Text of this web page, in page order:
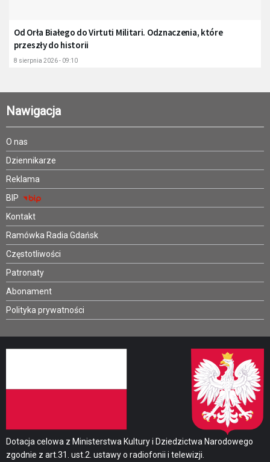
Od Orła Białego do Virtuti Militari. Odznaczenia, które
przeszły do historii
8 sierpnia 2026 - 09:10
Nawigacja
O nas
Dziennikarze
Reklama
BIP
Kontakt
Ramówka Radia Gdańsk
Częstotliwości
Patronaty
Abonament
Polityka prywatności
Dotacja celowa z Ministerstwa Kultury i Dziedzictwa Narodowego
zgodnie z art.31. ust.2. ustawy o radiofonii i telewizji.